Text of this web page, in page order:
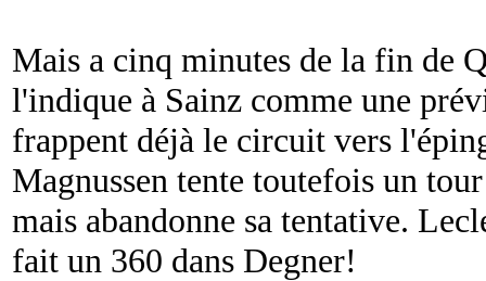
Mais a cinq minutes de la fin de
l'indique à Sainz comme une
frappent déjà le circuit vers
Magnussen tente toutefois un
mais abandonne sa tentative.
fait un 360 dans Degner!